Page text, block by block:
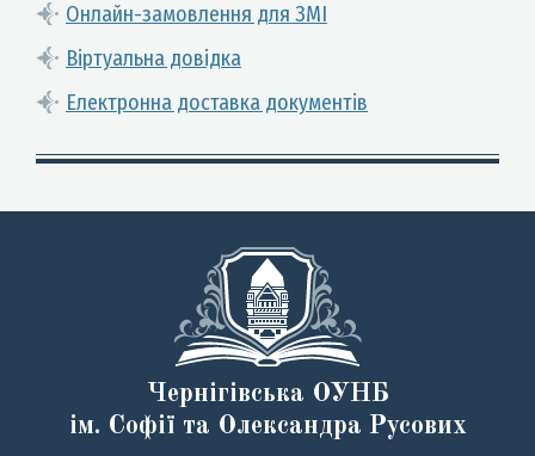
Онлайн-замовлення для ЗМІ
Віртуальна довідка
Електронна доставка документів
Чернігівська ОУНБ
ім. Софії та Олександра Русових